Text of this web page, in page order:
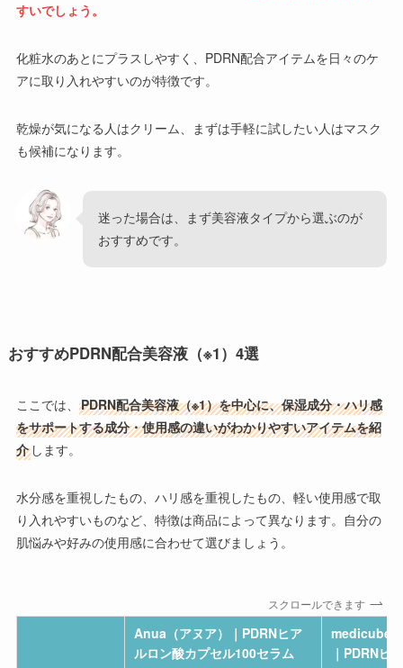
すいでしょう。
化粧水のあとにプラスしやすく、PDRN配合アイテムを日々のケ
アに取り入れやすいのが特徴です。
乾燥が気になる人はクリーム、まずは手軽に試したい人はマスク
も候補になります。
迷った場合は、まず美容液タイプから選ぶのが
おすすめです。
おすすめPDRN配合美容液（※1）4選
ここでは、 PDRN配合美容液（※1）を中心に、保湿成分・ハリ感
をサポートする成分・使用感の違いがわかりやすいアイテムを紹
介します。
水分感を重視したもの、ハリ感を重視したもの、軽い使用感で取
り入れやすいものなど、特徴は商品によって異なります。自分の
肌悩みや好みの使用感に合わせて選びましょう。
スクロールできます
Anua（アヌア）｜PDRNヒア
ルロン酸カプセル100セラム
medicube
｜PDRNピ